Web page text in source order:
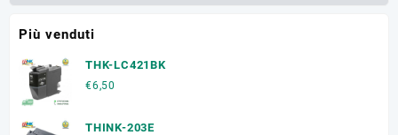
Più venduti
THK-LC421BK
€6,50
THINK-203E